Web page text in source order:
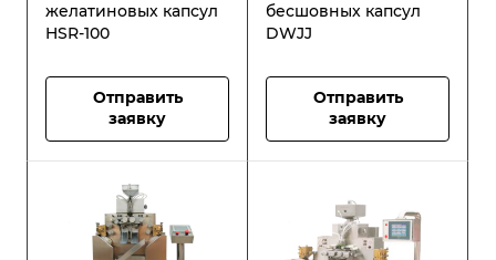
желатиновых капсул
HSR-100
Отправить
заявку
бесшовных капсул
DWJJ
Отправить
заявку